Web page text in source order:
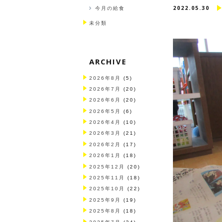
2022.05.30
今月の給食
未分類
ARCHIVE
2026年8月 (5)
2026年7月 (20)
2026年6月 (20)
2026年5月 (6)
2026年4月 (10)
2026年3月 (21)
2026年2月 (17)
2026年1月 (18)
2025年12月 (20)
2025年11月 (18)
2025年10月 (22)
2025年9月 (19)
2025年8月 (18)